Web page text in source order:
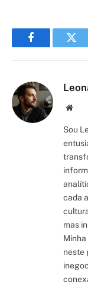
Facebook
Site/
Sou
cada
mas
neste